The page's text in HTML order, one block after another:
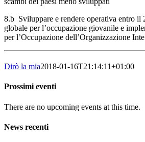
8.b Sviluppare e rendere operativa entro il
globale per l’occupazione giovanile e
per l’Occupazione dell’Organizzazione
Dirò la mia2018-01-16T21:14:11+01:00
Prossimi eventi
There are no upcoming events at this time.
News recenti